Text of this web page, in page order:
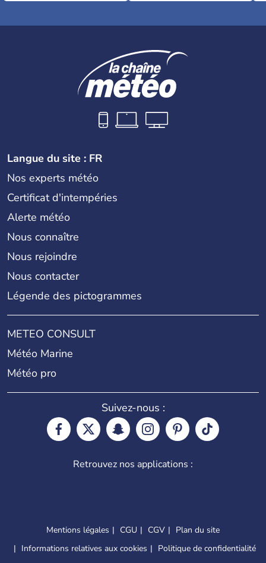
Langue du site : FR
Nos experts météo
Certificat d'intempéries
Alerte météo
Nous connaître
Nous rejoindre
Nous contacter
Légende des pictogrammes
METEO CONSULT
Météo Marine
Météo pro
Suivez-nous :
Retrouvez nos applications :
Mentions légales CGU CGV
Plan du site
Informations relatives aux cookies
Politique de confidentialité